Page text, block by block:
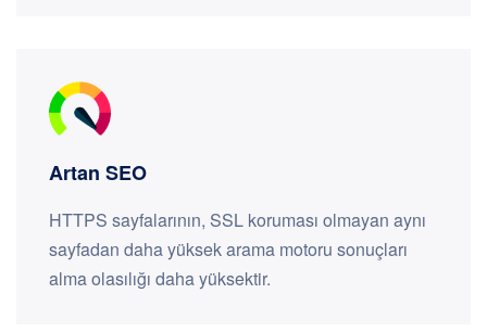
Artan SEO
HTTPS sayfalarının, SSL koruması olmayan aynı
sayfadan daha yüksek arama motoru sonuçları
alma olasılığı daha yüksektir.